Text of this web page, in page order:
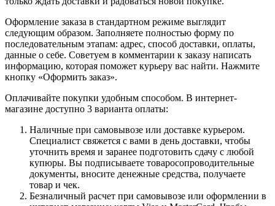
Оформление заказа в стандартном режиме выглядит
следующим образом. Заполняете полностью форму по
последовательным этапам: адрес, способ доставки, оплаты,
данные о себе. Советуем в комментарии к заказу написать
информацию, которая поможет курьеру вас найти. Нажмите
кнопку «Оформить заказ».
Оплачивайте покупки удобным способом. В интернет-
магазине доступно 3 варианта оплаты:
Наличные при самовывозе или доставке курьером.
Специалист свяжется с вами в день доставки, чтобы
уточнить время и заранее подготовить сдачу с любой
купюры. Вы подписываете товаросопроводительные
документы, вносите денежные средства, получаете
товар и чек.
Безналичный расчет при самовывозе или оформлении в